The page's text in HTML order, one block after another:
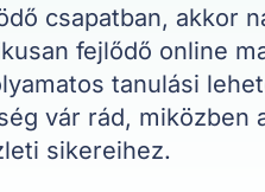
csapatban, akkor
fejlődő online
tanulási
vár rád, miközben
sikereihez.